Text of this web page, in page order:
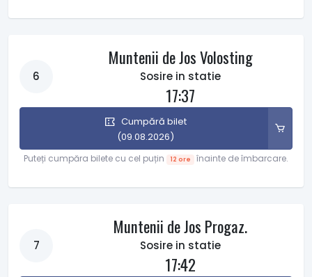
6
Muntenii de Jos Volosting
Sosire in statie
17:37
Cumpără bilet
(09.08.2026)
Puteți cumpăra bilete cu cel puțin 12 ore înainte de îmbarcare.
7
Muntenii de Jos Progaz.
Sosire in statie
17:42